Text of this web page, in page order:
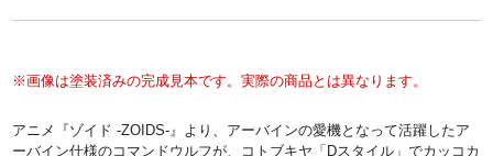
※画像は塗装済みの完成見本です。実際の商品とは異なります。
アニメ『ゾイド -ZOIDS-』より、アーバインの愛機となって活躍したア
ーバイン仕様のコマンドウルフが、コトブキヤ「Dスタイル」でカッコカ